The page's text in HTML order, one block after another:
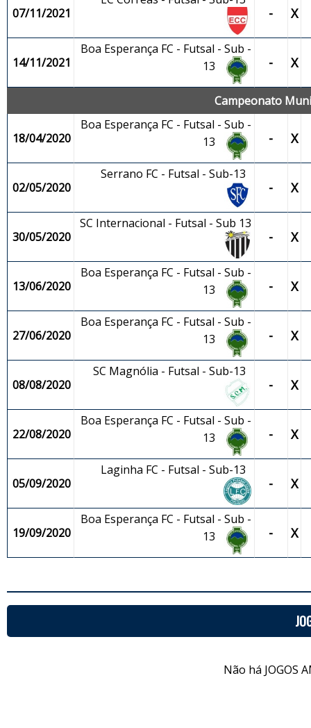
07/11/2021 - X
14/11/2021
Boa Esperança FC - Futsal - Sub -
13
- X
Campeonato
18/04/2020
Boa Esperança FC - Futsal - Sub -
13
- X
02/05/2020
Serrano FC - Futsal - Sub-13
- X
30/05/2020
SC Internacional - Futsal - Sub 13
- X
13/06/2020
Boa Esperança FC - Futsal - Sub -
13
- X
27/06/2020
Boa Esperança FC - Futsal - Sub -
13
- X
08/08/2020
SC Magnólia - Futsal - Sub-13
- X
22/08/2020
Boa Esperança FC - Futsal - Sub -
13
- X
05/09/2020
Laginha FC - Futsal - Sub-13
- X
19/09/2020
Boa Esperança FC - Futsal - Sub -
13
- X
Não há JOGOS